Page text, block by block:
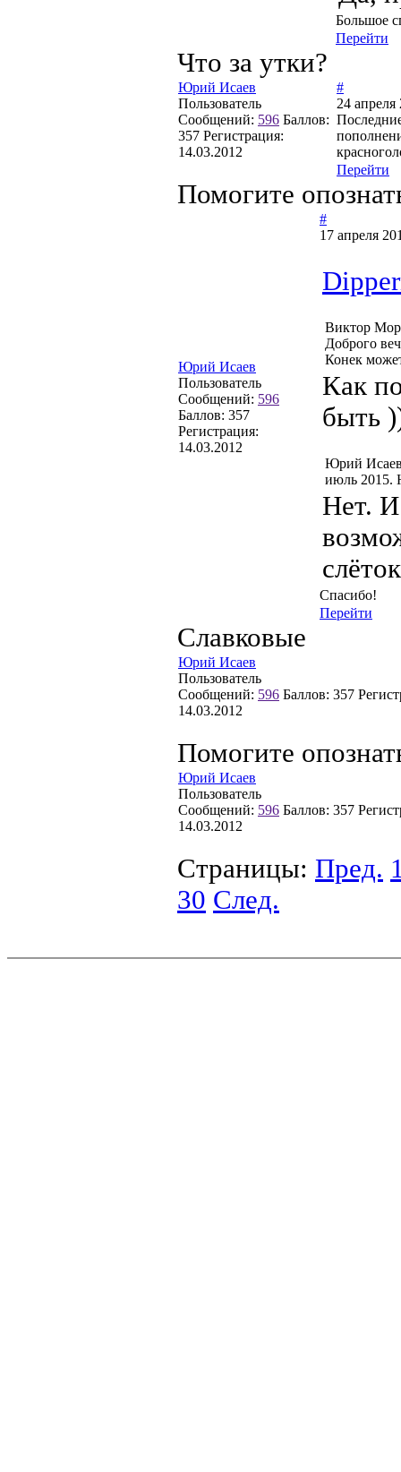
Большое
Перейти
Что за утки?
Юрий Исаев
Пользователь
Сообщений: 596 Баллов:
357 Регистрация:
14.03.2012
#
24 апреля
Перейти
Помогите
Юрий Исаев
Пользователь
Сообщений: 596
Баллов: 357
Регистрация:
14.03.2012
#
17 апреля
Виктор
Доброго
Конек
Как
быть
Юрий
июль 2015.
Нет.
Спасибо!
Перейти
Славковые
Юрий Исаев
Пользователь
Сообщений: 596 Баллов: 357
14.03.2012
Помогите
Юрий Исаев
Пользователь
Сообщений: 596 Баллов: 357
14.03.2012
Страницы: Пред.
30 След.